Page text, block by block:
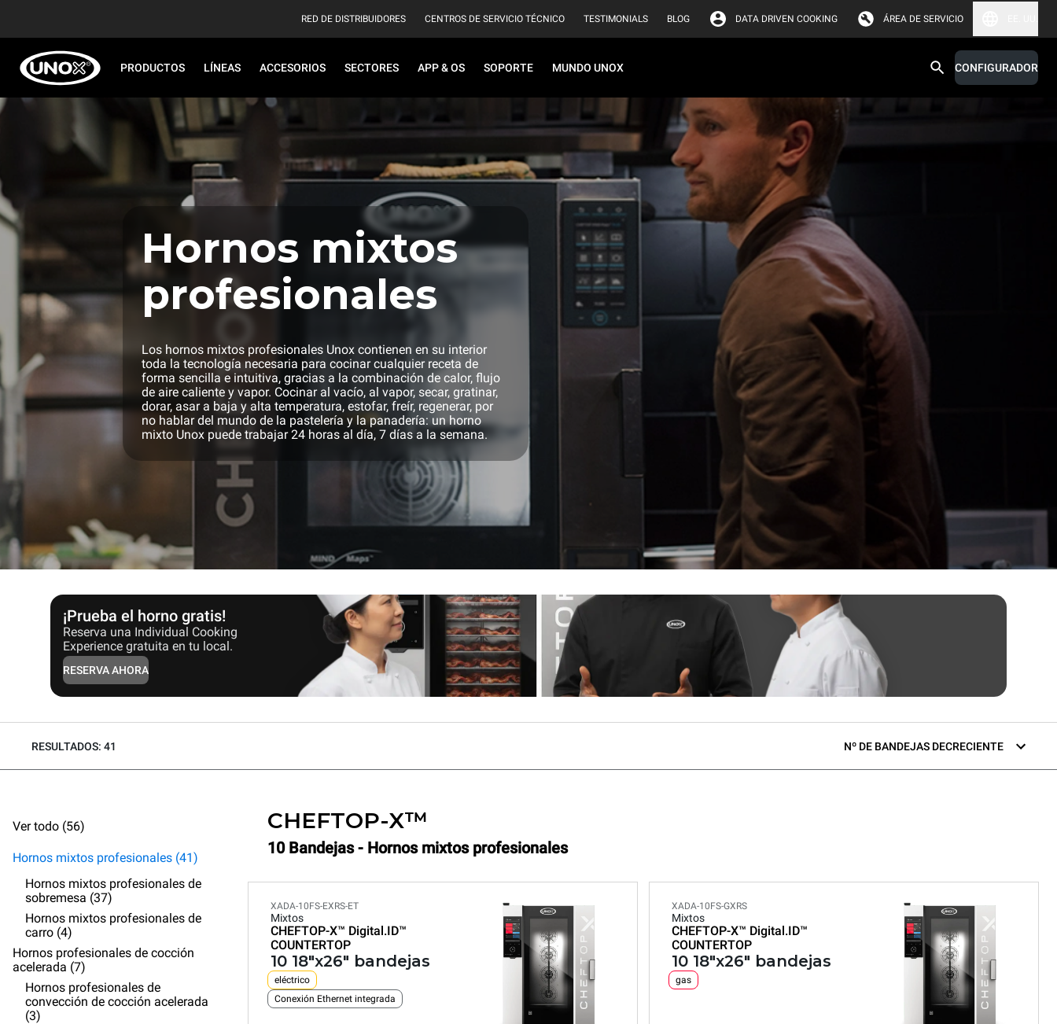
RED DE DISTRIBUIDORES CENTROS DE SERVICIO TÉCNICO TESTIMONIALS BLOG DATA DRIVEN COOKING ÁREA DE SERVICIO
PRODUCTOS LÍNEAS ACCESORIOS SECTORES APP & OS SOPORTE MUNDO UNOX CONFIGURADOR
Hornos mixtos
profesionales
Los hornos mixtos profesionales Unox contienen en su interior
toda la tecnología necesaria para cocinar cualquier receta de
forma sencilla e intuitiva, gracias a la combinación de calor, flujo
de aire caliente y vapor. Cocinar al vacío, al vapor, secar, gratinar,
dorar, asar a baja y alta temperatura, estofar, freír, regenerar, por
no hablar del mundo de la pastelería y la panadería: un horno
mixto Unox puede trabajar 24 horas al día, 7 días a la semana.
¡Prueba el horno gratis!
Reserva una Individual Cooking
Experience gratuita en tu local.
RESERVA AHORA
RESULTADOS: 41 Nº DE BANDEJAS DECRECIENTE
Ver todo (56)
Hornos mixtos profesionales (41)
Hornos mixtos profesionales de
sobremesa (37)
Hornos mixtos profesionales de
carro (4)
Hornos profesionales de cocción
acelerada (7)
Hornos profesionales de
convección de cocción acelerada
(3)
CHEFTOP-X™
10 Bandejas - Hornos mixtos profesionales
XADA-10FS-EXRS-ET
Mixtos
CHEFTOP-X™ Digital.ID™
COUNTERTOP
10 18"x26" bandejas
eléctrico
Conexión Ethernet integrada
XADA-10FS-GXRS
Mixtos
CHEFTOP-X™ Digital.ID™
COUNTERTOP
10 18"x26" bandejas
gas